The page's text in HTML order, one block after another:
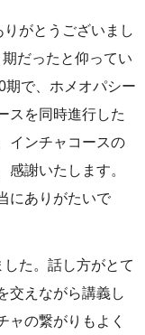
がとうございまし
だったと仰ってい
期で、ホメオパシー
スを同時進行した
インチャコースの
謝いたします。
にありがたいで
た。話し方がとて
交えながら講義し
ャの繋がりもよく